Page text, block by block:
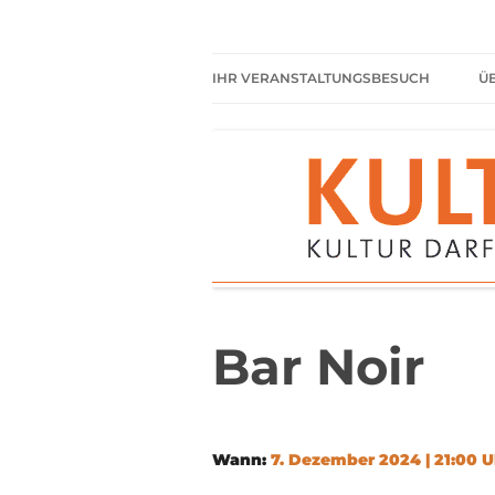
IHR VERANSTALTUNGSBESUCH
HIER HABEN SIE IMMER
FREIEN EINTRITT
SHARED READING
REGELN FÜR KULTURPARKETT
Bar Noir
Wann: 7. Dezember 2024 | 21:00